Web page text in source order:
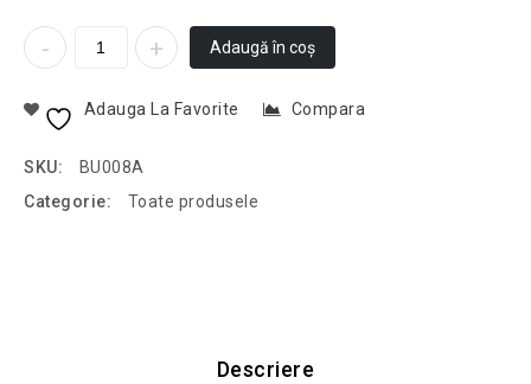
Adaugă în coș
Adauga La Favorite Compara
SKU:
BU008A
Categorie:
Toate produsele
Descriere